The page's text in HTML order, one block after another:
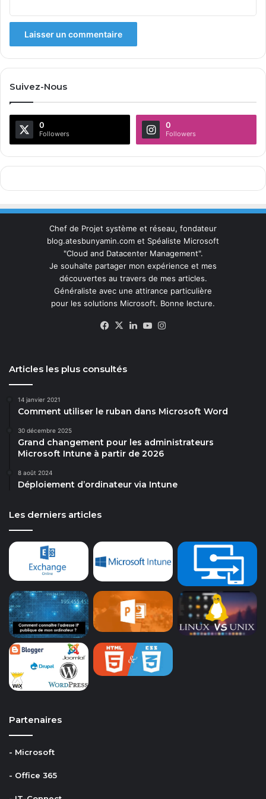
Suivez-Nous
0
Followers
0
Followers
Chef de Projet système et réseau, fondateur
blog.atesbunyamin.com et Spéaliste Microsoft
"Cloud and Datacenter Management".
Je souhaite partager mon expérience et mes
découvertes au travers de mes articles.
Généraliste avec une attirance particulière
pour les solutions Microsoft. Bonne lecture.
Facebook
X LinkedinYouTube
Articles les plus consultés
14 janvier 2021
Comment utiliser le ruban dans Microsoft Word
30 décembre 2025
Grand changement pour les administrateurs
Microsoft Intune à partir de 2026
8 août 2024
Déploiement d’ordinateur via Intune
Les derniers articles
Partenaires
- Microsoft
- Office 365